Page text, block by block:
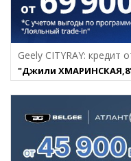
Geely CITYRAY: кредит
"Джили